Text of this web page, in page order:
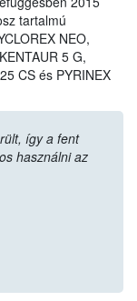
tartalmú
NEO,
5 G,
CS és PYRINEX
így a fent
használni az